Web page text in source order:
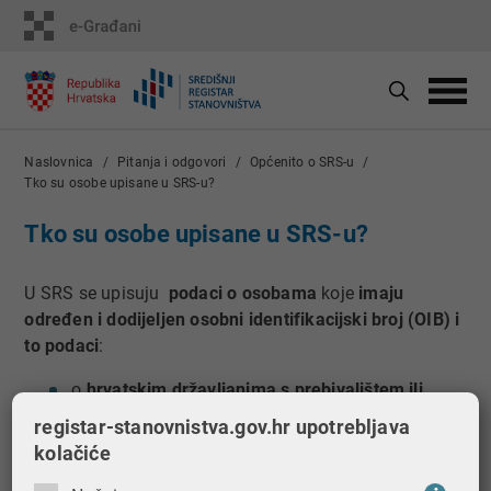
Naslovnica Pitanja i odgovori
Općenito o SRS-u
Tko su osobe upisane u SRS-u?
Tko su osobe upisane u SRS-u?
U SRS se upisuju podaci o osobama koje imaju
određen i dodijeljen osobni identifikacijski broj (OIB) i
to podaci:
ohrvatskim državljanima s prebivalištem ili
boravištem u Republici Hrvatskoj
prema
podacima iz Zbirke podataka o prebivalištu i
registar-stanovnistva.gov.hr upotrebljava
kolačiće